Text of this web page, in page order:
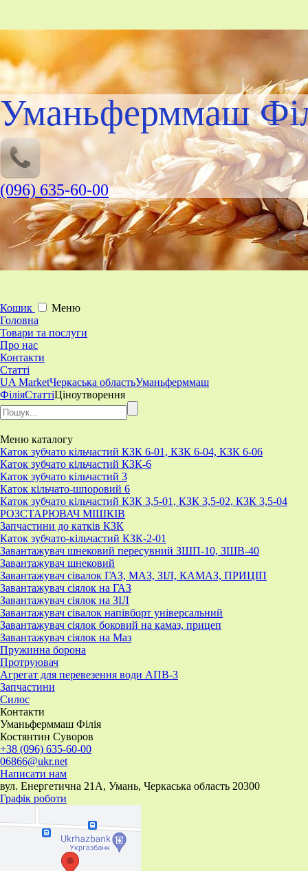
Уманьферммаш
(096) 635-60-00
Кошик
Меню
Головна
Товари та послуги
Про нас
Контакти
Статті
UA MarketЧеркаська областьУманьферммаш
ФіліяСтаттіЦіноутворення
Меню каталогу
Каток зубчато кільчастий КЗК 6-01, КЗК 6-04, КЗК 6-06
Каток зубчато кільчастий КЗК-6
Каток зубчато кільчастий 3
Каток кільчато-шпоровий 6
Каток зубчато кільчастий КЗК 3,5-01, КЗК 3,5-02, КЗК 3,5-04
РОЗСТАРЮВАЧ МІШКІВ
Запчастини до катків КЗК
Каток зубчато-кільчастий КЗК-2-01
Завантажувач шнековий пересувний ЗШП-10, ЗШВ-40
Завантажувач шнековий
Завантажувач сівалок ГАЗ, МАЗ, ЗІЛ, КАМАЗ, ПРИЦІП
Завантажувач сіялок на ГАЗ
Завантажувач сіялок на ЗІЛ
Завантажувач сівалок напівборт універсальний
Завантажувач сіялок боковий на камаз, прицеп
Завантажувач сіялок на Маз
Пружинна борона
Протруювач
Агрегат для перевезення води АПВ-3
Запчастини
Силос
Контакти
Уманьферммаш Філія
Костянтин Суворов
+38 (096) 635-60-00
06866@ukr.net
Написати нам
вул. Енергетична 21А, Умань, Черкаська область 20300
Графік роботи